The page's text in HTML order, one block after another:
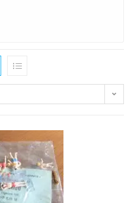
HERR, OWO